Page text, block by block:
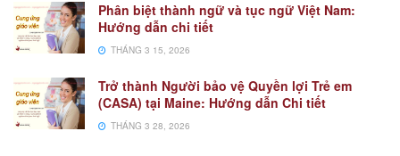
Phân biệt thành ngữ và tục ngữ Việt Nam:
Hướng dẫn chi tiết
THÁNG 3 15, 2026
Trở thành Người bảo vệ Quyền lợi Trẻ em
(CASA) tại Maine: Hướng dẫn Chi tiết
THÁNG 3 28, 2026